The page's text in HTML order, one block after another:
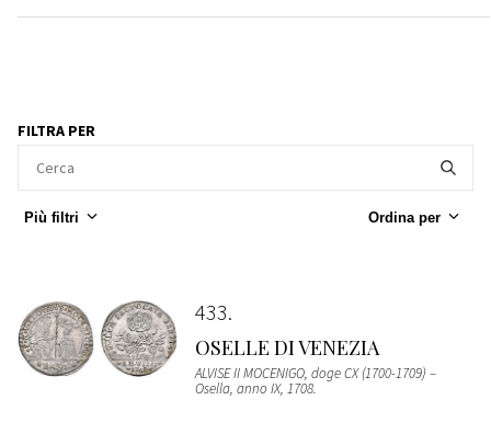
FILTRA PER
Più filtri Ordina per
433
OSELLE DI VENEZIA
ALVISE II MOCENIGO, doge CX (1700-1709) –
Osella, anno IX, 1708.